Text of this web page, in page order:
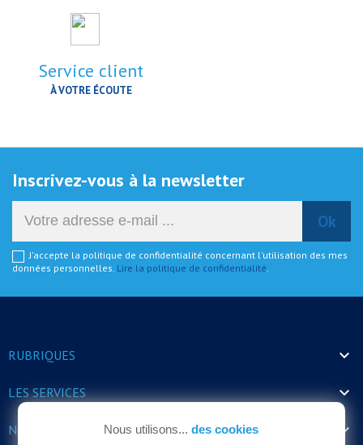
Service client
À VOTRE ÉCOUTE
Inscrivez-vous à la newsletter
J'accepte la politique de confidentialité concernant l'utilisation des mes
données personnelles. Lire la politique de confidentialité
RUBRIQUES 
LES SERVICES 
NOS HORAIRES 
Nous utilisons... des cookies